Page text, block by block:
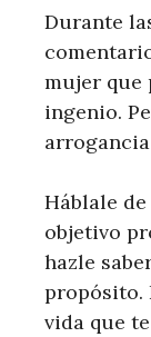
Durante
mujer que
ingenio.
Háblale
objetivo
hazle
propósito.
vida que